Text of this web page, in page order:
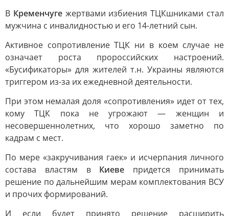
В Кременчугежертвами избиения ТЦКшниками стал
мужчина с инвалидностью и его 14-летний сын.
Активное сопротивление ТЦК ни в коем случае не
означает роста пророссийских настроений.
«Бусификаторы» для жителей т.н. Украины являются
триггером из-за их ежедневной деятельности.
При этом немалая доля «сопротивления» идет от тех,
кому ТЦК пока не угрожают — женщин и
несовершеннолетних, что хорошо заметно по
кадрам с мест.
По мере «закручивания гаек» и исчерпания личного
состава властям в Киеве придется принимать
решение по дальнейшим мерам комплектования ВСУ
и прочих формирований.
И если будет принято решение расширить